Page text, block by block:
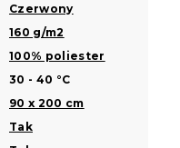
Czerwony
160 g/m2
100% poliester
30 - 40 °C
90 x 200 cm
Tak